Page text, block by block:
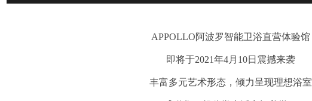
APPOLLO阿波罗智能卫浴直营体验馆
即将于2021年4月10日震撼来袭
丰富多元艺术形态，倾力呈现理想浴室